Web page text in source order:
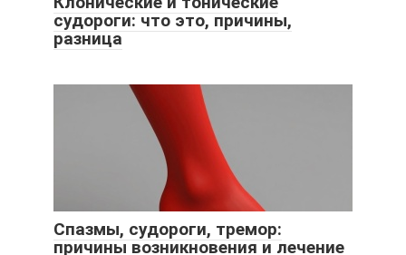
судороги: что это, причины,
разница
Спазмы, судороги, тремор:
причины возникновения и лечение